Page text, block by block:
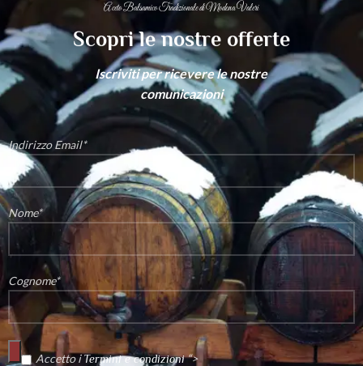
Aceto Balsamico Tradizionale di Modena Valeri
Scopri le nostre offerte
Iscriviti per ricevere le nostre
comunicazioni
Indirizzo Email*
Nome*
Cognome*
Accetto iTermini e condizioni“>